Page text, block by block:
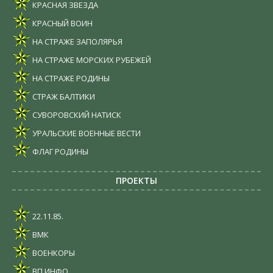
КРАСНАЯ ЗВЕЗДА
КРАСНЫЙ ВОИН
НА СТРАЖЕ ЗАПОЛЯРЬЯ
НА СТРАЖЕ МОРСКИХ РУБЕЖЕЙ
НА СТРАЖЕ РОДИНЫ
СТРАЖ БАЛТИКИ
СУВОРОВСКИЙ НАТИСК
УРАЛЬСКИЕ ВОЕННЫЕ ВЕСТИ
ФЛАГ РОДИНЫ
ПРОЕКТЫ
22.11.85.
ВМК
ВОЕНКОРЫ